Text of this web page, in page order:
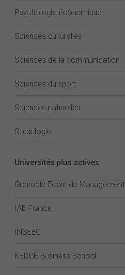
Psychologie économique
Sciences culturelles
Sciences de la communication
Sciences du sport
Sciences naturelles
Sociologie
Universités plus actives
Grenoble École de Management
IAE France
INSEEC
KEDGE Business School